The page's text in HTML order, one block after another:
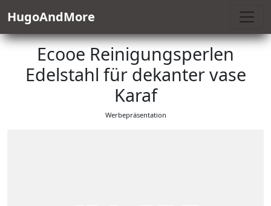
HugoAndMore
Ecooe Reinigungsperlen
Edelstahl für dekanter vase
Karaf
Werbepräsentation